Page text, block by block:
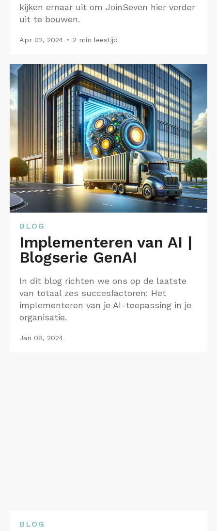
kijken ernaar uit om JoinSeven hier verder
uit te bouwen.
Apr 02, 2024 2 min leestijd
BLOG
Implementeren van AI |
Blogserie GenAI
In dit blog richten we ons op de laatste
van totaal zes succesfactoren: Het
implementeren van je AI-toepassing in je
organisatie.
Jan 08, 2024
BLOG